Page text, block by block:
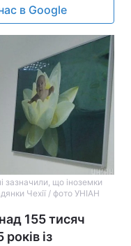
в Google
зазначили, що іноземки
Чехії / фото УНІАН
155 тисяч
із